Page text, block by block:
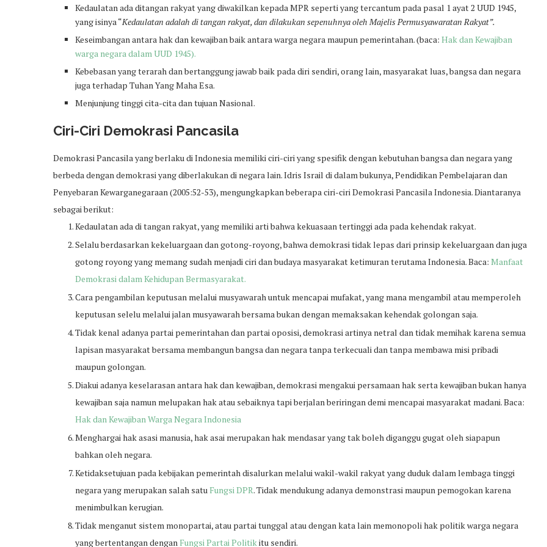
Kedaulatan ada ditangan rakyat yang diwakilkan kepada MPR seperti yang tercantum pada pasal 1 ayat 2 UUD 1945,
yang isinya “Kedaulatan adalah di tangan rakyat, dan dilakukan sepenuhnya oleh Majelis Permusyawaratan Rakyat”.
Keseimbangan antara hak dan kewajiban baik antara warga negara maupun pemerintahan. (baca: Hak dan Kewajiban
warga negara dalam UUD 1945).
Kebebasan yang terarah dan bertanggung jawab baik pada diri sendiri, orang lain, masyarakat luas, bangsa dan negara
juga terhadap Tuhan Yang Maha Esa.
Menjunjung tinggi cita-cita dan tujuan Nasional.
Ciri-Ciri Demokrasi Pancasila
Demokrasi Pancasila yang berlaku di Indonesia memiliki ciri-ciri yang spesifik dengan kebutuhan bangsa dan negara yang
berbeda dengan demokrasi yang diberlakukan di negara lain. Idris Israil di dalam bukunya, Pendidikan Pembelajaran dan
Penyebaran Kewarganegaraan (2005:52-53), mengungkapkan beberapa ciri-ciri Demokrasi Pancasila Indonesia. Diantaranya
sebagai berikut:
Kedaulatan ada di tangan rakyat, yang memiliki arti bahwa kekuasaan tertinggi ada pada kehendak rakyat.
Selalu berdasarkan kekeluargaan dan gotong-royong, bahwa demokrasi tidak lepas dari prinsip kekeluargaan dan juga
gotong royong yang memang sudah menjadi ciri dan budaya masyarakat ketimuran terutama Indonesia. Baca: Manfaat
Demokrasi dalam Kehidupan Bermasyarakat.
Cara pengambilan keputusan melalui musyawarah untuk mencapai mufakat, yang mana mengambil atau memperoleh
keputusan selelu melalui jalan musyawarah bersama bukan dengan memaksakan kehendak golongan saja.
Tidak kenal adanya partai pemerintahan dan partai oposisi, demokrasi artinya netral dan tidak memihak karena semua
lapisan masyarakat bersama membangun bangsa dan negara tanpa terkecuali dan tanpa membawa misi pribadi
maupun golongan.
Diakui adanya keselarasan antara hak dan kewajiban, demokrasi mengakui persamaan hak serta kewajiban bukan hanya
kewajiban saja namun melupakan hak atau sebaiknya tapi berjalan beriringan demi mencapai masyarakat madani. Baca:
Hak dan Kewajiban Warga Negara Indonesia
Menghargai hak asasi manusia, hak asai merupakan hak mendasar yang tak boleh diganggu gugat oleh siapapun
bahkan oleh negara.
Ketidaksetujuan pada kebijakan pemerintah disalurkan melalui wakil-wakil rakyat yang duduk dalam lembaga tinggi
negara yang merupakan salah satu Fungsi DPR. Tidak mendukung adanya demonstrasi maupun pemogokan karena
menimbulkan kerugian.
Tidak menganut sistem monopartai, atau partai tunggal atau dengan kata lain memonopoli hak politik warga negara
yang bertentangan dengan Fungsi Partai Politikitu sendiri.